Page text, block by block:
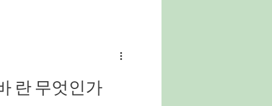
터치 없음 ❌ 스킨십 없음
중심의 업소 알바 형태 로,
라오케✔ 라운지 형태✔ 일
란 무엇인가